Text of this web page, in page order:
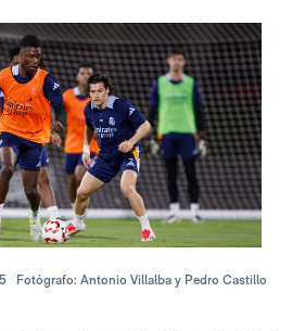
Fotógrafo: Antonio Villalba y Pedro Castillo